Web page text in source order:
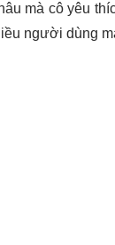
mà cô yêu
người dùng